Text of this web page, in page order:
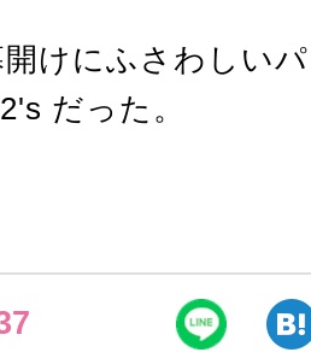
けにふさわしい
だった。